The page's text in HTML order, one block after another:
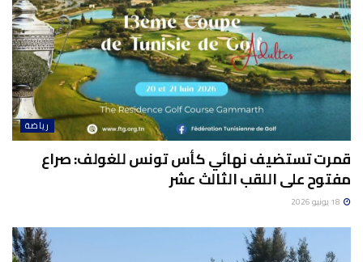
رياضة
قمرت تستضيف نهائي كأس تونس للغولف: صراع
مفتوح على اللقب الثالث عشر